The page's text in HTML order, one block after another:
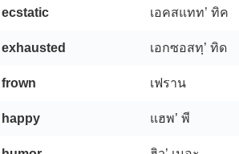
ecstatic เอคสแทท’ ทิค
exhausted เอกซอสทฺ’ ทิด
frown เฟราน
happy แฮพ’ พี